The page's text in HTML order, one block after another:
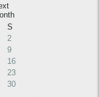
S
2
9
16
23
30